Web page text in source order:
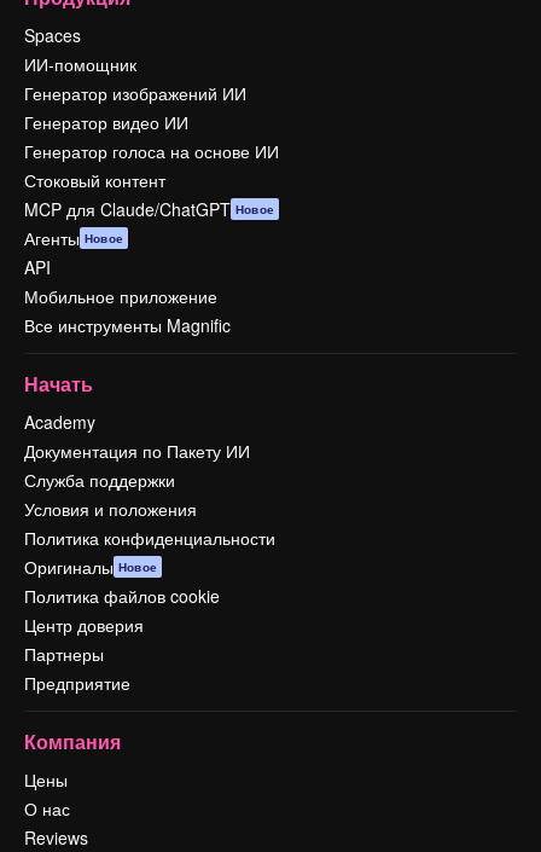
Spaces
ИИ-помощник
Генератор изображений ИИ
Генератор видео ИИ
Генератор голоса на основе ИИ
Стоковый контент
MCP для Claude/ChatGPT Новое
Агенты Новое
API
Мобильное приложение
Все инструменты Magnific
Начать
Academy
Документация по Пакету ИИ
Служба поддержки
Условия и положения
Политика конфиденциальности
Оригиналы Новое
Политика файлов cookie
Центр доверия
Партнеры
Предприятие
Компания
Цены
О нас
Reviews